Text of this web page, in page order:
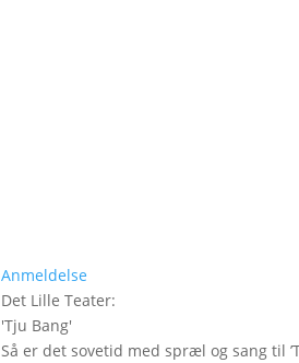
Anmeldelse
Det Lille Teater:
'Tju Bang'
Så er det sovetid med spræl og sang til